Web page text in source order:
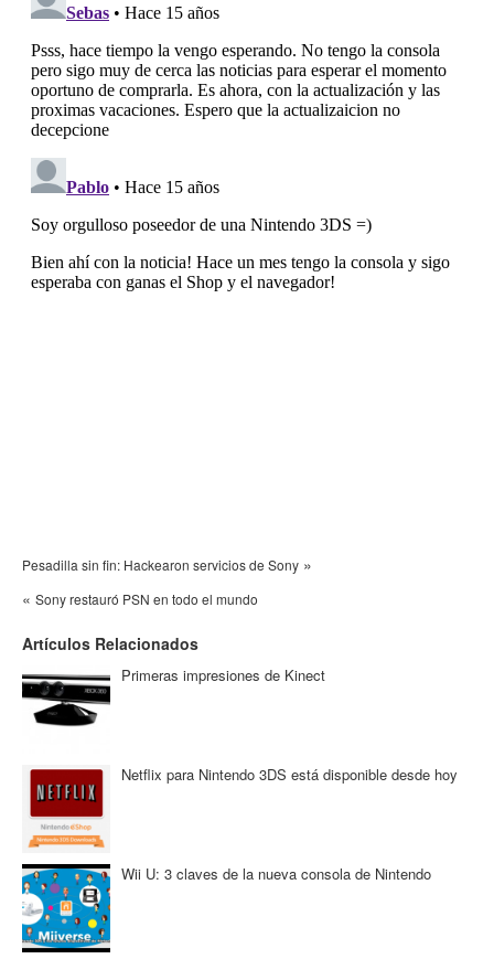
Pesadilla sin fin: Hackearon servicios de Sony »
« Sony restauró PSN en todo el mundo
Artículos Relacionados
Primeras impresiones de Kinect
Netflix para Nintendo 3DS está disponible desde hoy
Wii U: 3 claves de la nueva consola de Nintendo